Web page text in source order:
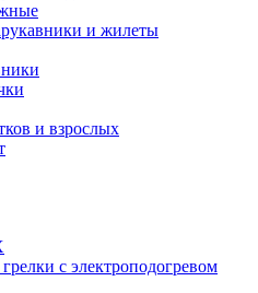
и жилеты
и взрослых
с электроподогревом